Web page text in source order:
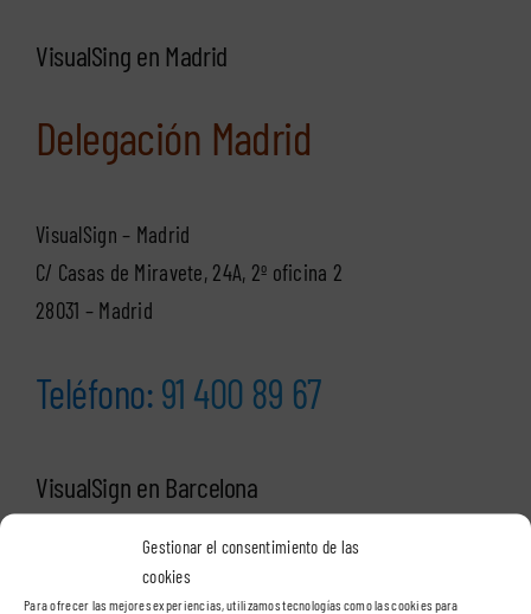
Gestionar el consentimiento de las
cookies
Para ofrecer las mejores experiencias, utilizamos tecnologías como las cookies para
VisualSing en Madrid
Delegación Madrid
VisualSign – Madrid
C/ Casas de Miravete, 24A, 2º oficina 2
28031 – Madrid
Teléfono:91 400 89 67
VisualSign en Barcelona
Delegación Cataluña